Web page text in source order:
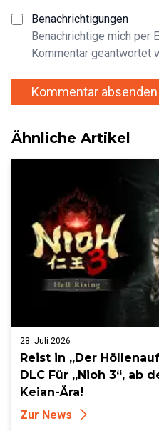
Benachrichtigungen
Benachrichtige mich per
Kommentar geantwortet
Kommentar absenden
Ähnliche Artikel
28. Juli 2026
Reist in „Der
DLC Für „Nioh 3“, ab
Keian-Ära!
Zur News